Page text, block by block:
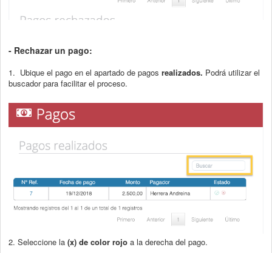
- Rechazar un pago:
1. Ubique el pago en el apartado de pagos realizados. Podrá utilizar el
buscador para facilitar el proceso.
2. Seleccione la (x) de color rojo a la derecha del pago.